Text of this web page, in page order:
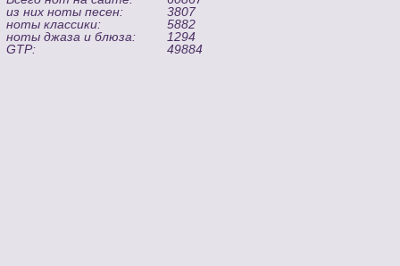
из них ноты песен:
3807
ноты классики:
5882
ноты джаза и блюза:
1294
GTP:
49884